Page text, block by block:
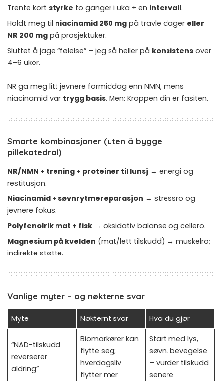
Trente kort styrke to ganger i uka + en intervall.
Holdt meg til niacinamid 250 mg på travle dager eller
NR 200 mg på prosjektuker.
Sluttet å jage “følelse” – jeg så heller på konsistens over
4–6 uker.
NR ga meg litt jevnere formiddag enn NMN, mens
niacinamid var trygg basis. Men: Kroppen din er fasiten.
Smarte kombinasjoner (uten å bygge
pillekatedral)
NR/NMN + trening + proteiner til lunsj → energi og
restitusjon.
Niacinamid + søvnrytmereparasjon → stressro og
jevnere fokus.
Polyfenolrik mat + fisk → oksidativ balanse og cellero.
Magnesium på kvelden (mat/lett tilskudd) → muskelro;
indirekte støtte.
Vanlige myter – og nøkterne svar
Myte Nøkternt svar Hva du gjør
“NAD-tilskudd
reverserer
aldring”
Biomarkører kan
flytte seg;
hverdagsliv
flytter mer
Start med lys,
søvn, bevegelse
– vurder tilskudd
senere